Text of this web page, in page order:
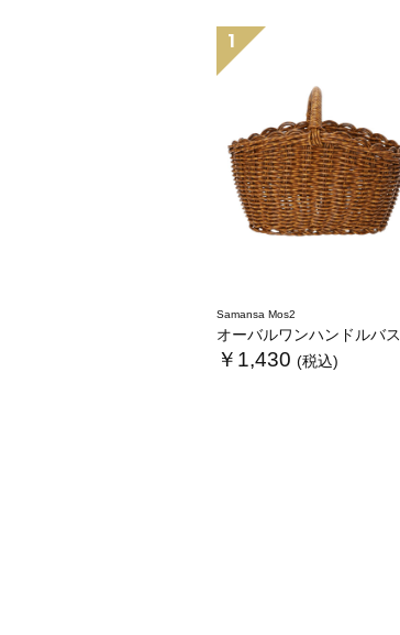
1
Samansa Mos2
オーバルワンハンドルバスケットS
￥1,430 (税込)